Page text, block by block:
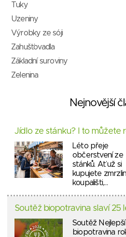
Tuky
Uzeniny
Výrobky ze sóji
Zahušťovadla
Základní suroviny
Zelenina
Nejnovější
Jídlo ze stánku? I to můžete
Léto přeje
občerstvení ze
stánků. Ať už si
kupujete
koupališti,…
Soutěž biopotravina slaví 25
Soutěž Nejlepší
biopotravina